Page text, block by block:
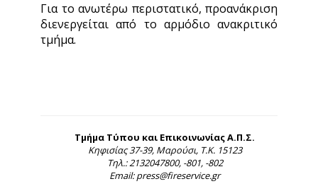
Για το ανωτέρω περιστατικό, προανάκριση
διενεργείται από το αρμόδιο ανακριτικό
τμήμα.
Τμήμα Τύπου και Επικοινωνίας Α.Π.Σ.
Κηφισίας 37-39, Μαρούσι, Τ.Κ. 15123
Τηλ.: 2132047800, -801, -802
Email: press@fireservice.gr